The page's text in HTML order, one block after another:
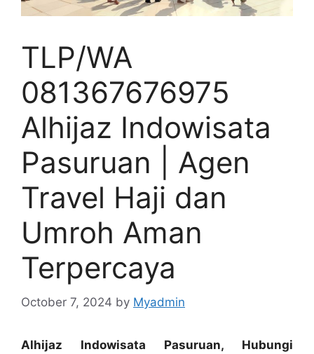
TLP/WA
081367676975
Alhijaz Indowisata
Pasuruan | Agen
Travel Haji dan
Umroh Aman
Terpercaya
October 7, 2024 by Myadmin
Alhijaz Indowisata Pasuruan, Hubungi